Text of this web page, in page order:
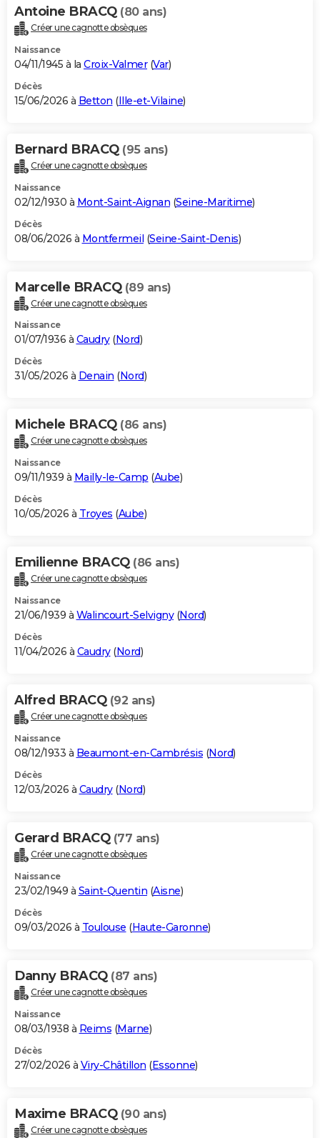
Bricolage
Lifestyle
Culture
Sport
Auto
Television
Voyage
Cinema
Antoine BRACQ (80 ans)
Créer une cagnotte obsèques
Naissance
04/11/1945 à la Croix-Valmer(Var)
Décès
15/06/2026 à Betton (Ille-et-Vilaine)
Bernard BRACQ (95 ans)
Créer une cagnotte obsèques
Naissance
02/12/1930 à Mont-Saint-Aignan (Seine-Maritime)
Décès
08/06/2026 à Montfermeil (Seine-Saint-Denis)
Marcelle BRACQ (89 ans)
Créer une cagnotte obsèques
Naissance
01/07/1936 à Caudry(Nord)
Décès
31/05/2026 à Denain (Nord)
Michele BRACQ (86 ans)
Créer une cagnotte obsèques
Naissance
09/11/1939 à Mailly-le-Camp (Aube)
Décès
10/05/2026 à Troyes (Aube)
Emilienne BRACQ (86 ans)
Créer une cagnotte obsèques
Naissance
21/06/1939 à Walincourt-Selvigny(Nord)
Décès
11/04/2026 à Caudry(Nord)
Alfred BRACQ (92 ans)
Créer une cagnotte obsèques
Naissance
08/12/1933 à Beaumont-en-Cambrésis (Nord)
Décès
12/03/2026 à Caudry(Nord)
Gerard BRACQ (77 ans)
Créer une cagnotte obsèques
Naissance
23/02/1949 à Saint-Quentin (Aisne)
Décès
09/03/2026 à Toulouse (Haute-Garonne)
Danny BRACQ (87 ans)
Créer une cagnotte obsèques
Naissance
08/03/1938 à Reims (Marne)
Décès
27/02/2026 à Viry-Châtillon (Essonne)
Maxime BRACQ (90 ans)
Créer une cagnotte obsèques